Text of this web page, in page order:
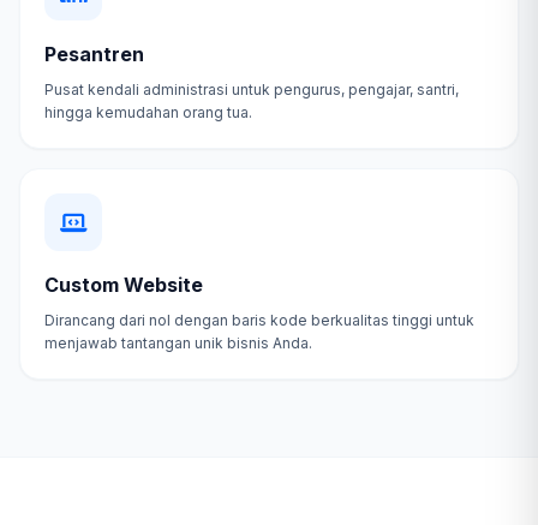
Pesantren
Pusat kendali administrasi untuk pengurus, pengajar, santri,
hingga kemudahan orang tua.
Custom Website
Dirancang dari nol dengan baris kode berkualitas tinggi untuk
menjawab tantangan unik bisnis Anda.